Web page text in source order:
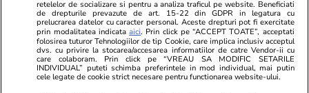
PARTENERI
retelelor de socializare si pentru a analiza traficul pe website. Beneficiati
de drepturile prevazute de art. 15-22 din GDPR in legatura cu
prelucrarea datelor cu caracter personal. Aceste drepturi pot fi exercitate
prin modalitatea indicataaici. Prin click pe “ACCEPT TOATE”, acceptati
folosirea tuturor Tehnologiilor de tip Cookie, care implica inclusiv acceptul
dvs. cu privire la stocarea/accesarea informatiilor de catre Vendor-ii cu
care colaboram. Prin click pe “VREAU SA MODIFIC SETARILE
INDIVIDUAL” puteti schimba preferintele in mod individual, mai putin
cele legate de cookie strict necesare pentru functionarea website-ului.